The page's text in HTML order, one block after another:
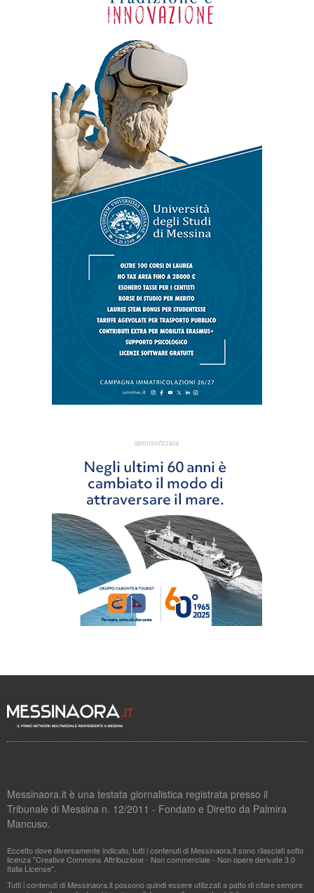
sponsorizzata
Messinaora.it è una testata giornalistica registrata presso il
Tribunale di Messina n. 12/2011 - Fondato e Diretto da Palmira
Mancuso.
Eccetto dove diversamente indicato, tutti i contenuti di Messinaora.it sono rilasciati sotto
licenza "Creative Commons Attribuzione - Non commerciale - Non opere derivate 3.0
Italia License".
Tutti i contenuti di Messinaora.it possono quindi essere utilizzati a patto di citare sempre